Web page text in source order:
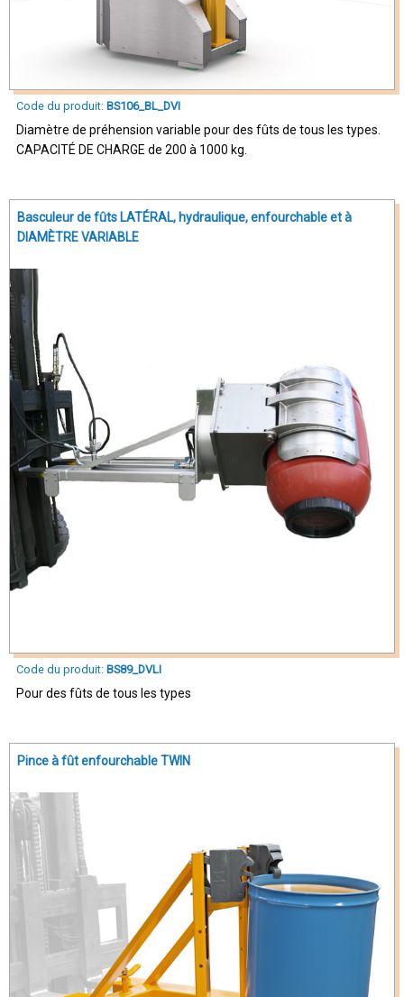
Code du produit: BS106_BL_DVI
Diamètre de préhension variable pour des fûts de tous les types.
CAPACITÉ DE CHARGE de 200 à 1000 kg.
Basculeur de fûts LATÉRAL, hydraulique, enfourchable et à
DIAMÈTRE VARIABLE
Code du produit: BS89_DVLI
Pour des fûts de tous les types
Pince à fût enfourchable TWIN